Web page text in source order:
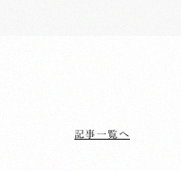
記事一覧へ